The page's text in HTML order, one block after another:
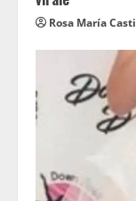
Rosa María